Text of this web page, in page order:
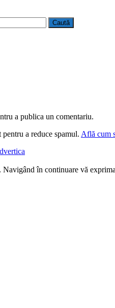
a publica un comentariu.
a reduce spamul. Află cum
Navigând în continuare vă